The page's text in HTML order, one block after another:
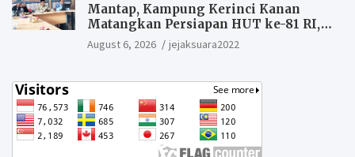
Mantap, Kampung Kerinci Kanan
Matangkan Persiapan HUT ke-81 RI,
Warga yang ikut Upacara
Berkesempatan Raih Hadiah
August 6, 2026 jejaksuara2022